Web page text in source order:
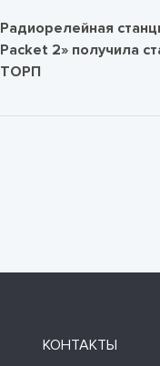
Радиорелейная
Packet 2» получила
ТОРП
КОНТАКТЫ